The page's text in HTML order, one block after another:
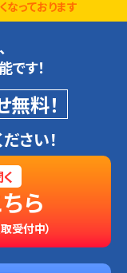
っております
す！
料！
さい！
ら
受付中）